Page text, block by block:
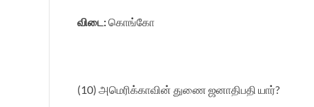
விடை:கொங்கோ
(10) அமெரிக்காவின் துணை ஜனாதிபதி யார்?